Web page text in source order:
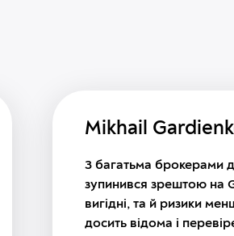
Mikhail
З багатьма брокерами
зупинився зрештою на
вигідні, та й ризики
досить відома і